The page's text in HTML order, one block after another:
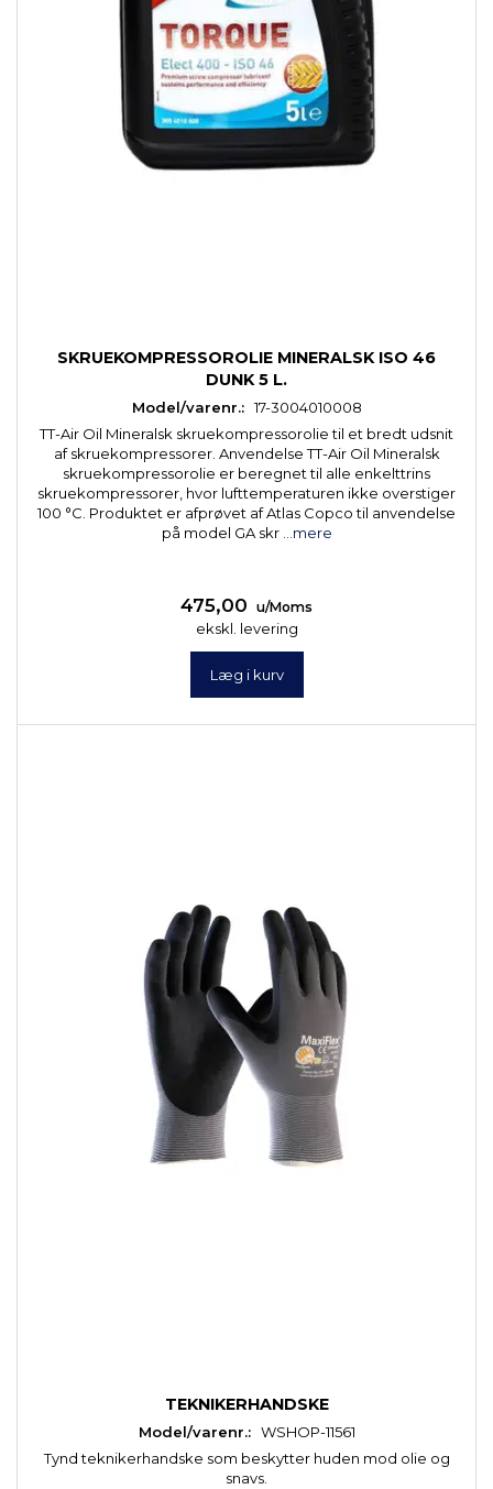
SKRUEKOMPRESSOROLIE MINERALSK ISO 46
DUNK 5 L.
Model/varenr.: 17-3004010008
TT-Air Oil Mineralsk skruekompressorolie til et bredt udsnit
af skruekompressorer. Anvendelse TT-Air Oil Mineralsk
skruekompressorolie er beregnet til alle enkelttrins
skruekompressorer, hvor lufttemperaturen ikke overstiger
100 °C. Produktet er afprøvet af Atlas Copco til anvendelse
på model GA skr ...mere
475,00 u/Moms
ekskl. levering
Læg i kurv
TEKNIKERHANDSKE
Model/varenr.: WSHOP-11561
Tynd teknikerhandske som beskytter huden mod olie og
snavs.